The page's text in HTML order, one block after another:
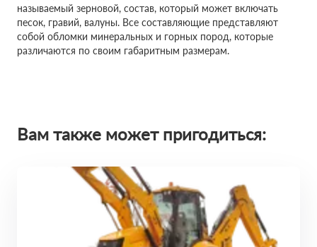
называемый зерновой, состав, который может включать
песок, гравий, валуны. Все составляющие представляют
собой обломки минеральных и горных пород, которые
различаются по своим габаритным размерам.
Вам также может пригодиться: